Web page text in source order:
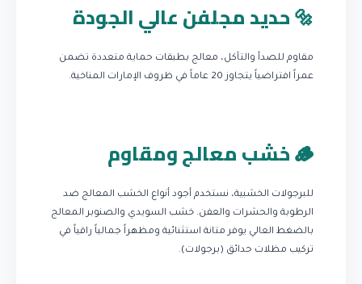
🔩 حديد مجلفن عالي الجودة
مقاوم للصدأ والتآكل، معالج بطبقات حماية متعددة تضمن
عمراً افتراضياً يتجاوز 20 عاماً في ظروف الإمارات المناخية.
🪵 خشب معالج ومقاوم
للبرجولات الخشبية، نستخدم أجود أنواع الخشب المعالج ضد
الرطوبة والحشرات والعفن. خشب السويدي والصنوبر المعالج
بالضغط العالي يوفر متانة استثنائية ومظهراً جمالياً راقياً في
تركيب مظلات حدائق (برجولات).